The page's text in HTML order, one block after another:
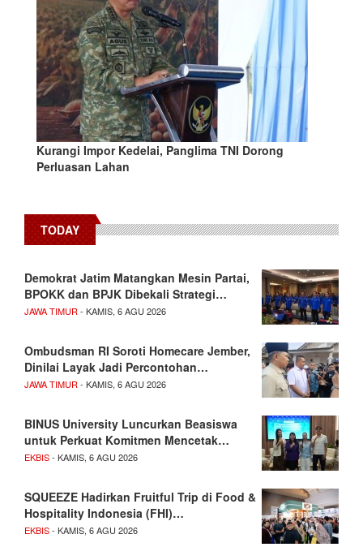
Kurangi Impor Kedelai, Panglima TNI Dorong
Perluasan Lahan
TODAY
Demokrat Jatim Matangkan Mesin Partai,
BPOKK dan BPJK Dibekali Strategi…
JAWA TIMUR- KAMIS, 6 AGU 2026
Ombudsman RI Soroti Homecare Jember,
Dinilai Layak Jadi Percontohan…
JAWA TIMUR- KAMIS, 6 AGU 2026
BINUS University Luncurkan Beasiswa
untuk Perkuat Komitmen Mencetak…
EKBIS- KAMIS, 6 AGU 2026
SQUEEZE Hadirkan Fruitful Trip di Food &
Hospitality Indonesia (FHI)…
EKBIS- KAMIS, 6 AGU 2026